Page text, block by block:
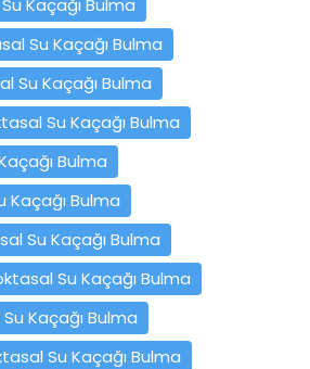
Su Kaçağı Bulma
Su Kaçağı Bulma
Su Kaçağı Bulma
Bulma
Kaçağı Bulma
Su Kaçağı Bulma
Su Kaçağı Bulma
Kaçağı Bulma
Su Kaçağı Bulma